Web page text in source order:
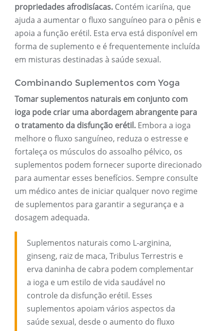
propriedades afrodisíacas. Contém icariína, que
ajuda a aumentar o fluxo sanguíneo para o pênis e
apoia a função erétil. Esta erva está disponível em
forma de suplemento e é frequentemente incluída
em misturas destinadas à saúde sexual.
Combinando Suplementos com Yoga
Tomar suplementos naturais em conjunto com
ioga pode criar uma abordagem abrangente para
o tratamento da disfunção erétil. Embora a ioga
melhore o fluxo sanguíneo, reduza o estresse e
fortaleça os músculos do assoalho pélvico, os
suplementos podem fornecer suporte direcionado
para aumentar esses benefícios. Sempre consulte
um médico antes de iniciar qualquer novo regime
de suplementos para garantir a segurança e a
dosagem adequada.
Suplementos naturais como L-arginina,
ginseng, raiz de maca, Tribulus Terrestris e
erva daninha de cabra podem complementar
a ioga e um estilo de vida saudável no
controle da disfunção erétil. Esses
suplementos apoiam vários aspectos da
saúde sexual, desde o aumento do fluxo